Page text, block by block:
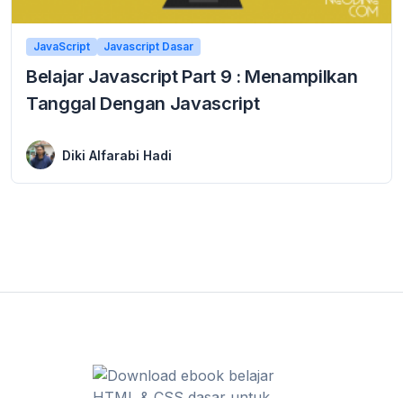
JavaScript Javascript Dasar
Belajar Javascript Part 9 : Menampilkan
Tanggal Dengan Javascript
Diki Alfarabi Hadi